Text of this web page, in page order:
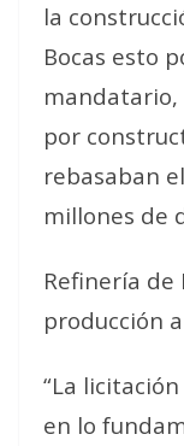
la
Bocas esto
mandatario,
por
rebasaban
millones de
Refinería de
producción
“La
en lo